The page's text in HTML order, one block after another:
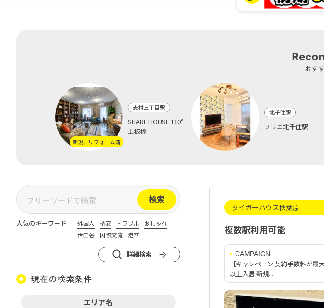
おす
新規、リフォーム済
志村三丁目駅
SHARE HOUSE 180°
上板橋
北千住駅
プリエ北千住駅
人気のキーワード 外国人 格安 トラブル
おしゃれ
世田谷
国際交流 港区
詳細検索
現在の検索条件
エリア名
タイガーハウス秋葉原
複数駅利用可能
CAMPAIGN
【キャンペーン 契約手数料が
以上入居 新規...